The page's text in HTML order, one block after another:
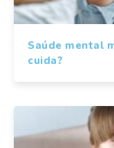
Saúde mental
cuida?